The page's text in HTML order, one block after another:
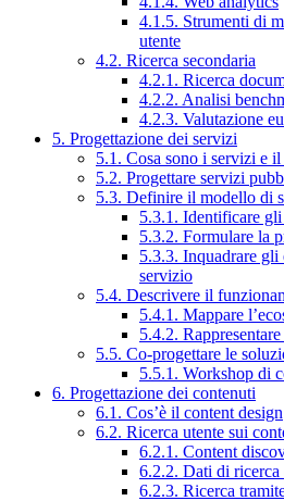
4.1.5. Strumenti di
utente
4.2. Ricerca secondaria
4.2.1. Ricerca
4.2.2. Analisi
4.2.3. Valutazione
5. Progettazione dei servizi
5.1. Cosa sono i servizi e il
5.2. Progettare servizi
5.3. Definire il modello di
5.3.1. Identificare
5.3.2. Formulare la
5.3.3. Inquadrare
servizio
5.4. Descrivere il
5.4.1. Mappare
5.4.2.
5.5. Co-progettare le
5.5.1. Workshop di
6. Progettazione dei contenuti
6.1. Cos’è il content design
6.2. Ricerca utente sui
6.2.1. Content
6.2.2. Dati di
6.2.3. Ricerca